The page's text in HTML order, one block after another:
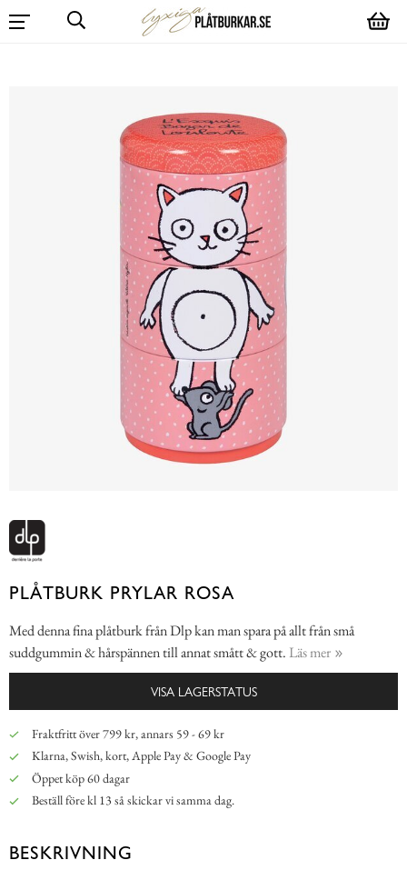
PLÅTBURK PRYLAR ROSA
Med denna fina plåtburk från Dlp kan man spara på allt från små
suddgummin & hårspännen till annat smått & gott. Läs mer
VISA LAGERSTATUS
Fraktfritt över 799 kr, annars 59 - 69 kr
Klarna, Swish, kort, Apple Pay & Google Pay
Öppet köp 60 dagar
Beställ före kl 13 så skickar vi samma dag.
BESKRIVNING